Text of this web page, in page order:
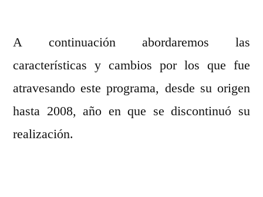
A continuación abordaremos las
características y cambios por los que fue
atravesando este programa, desde su origen
hasta 2008, año en que se discontinuó su
realización.